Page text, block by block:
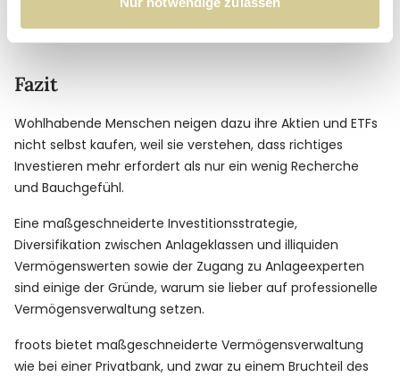
ermöglichen, von den Vorteilen dieser Anlageinstrumente
zu profitieren.
Fazit
Wohlhabende Menschen neigen dazu ihre Aktien und ETFs
nicht selbst kaufen, weil sie verstehen, dass richtiges
Investieren mehr erfordert als nur ein wenig Recherche
und Bauchgefühl.
Eine maßgeschneiderte Investitionsstrategie,
Diversifikation zwischen Anlageklassen und illiquiden
Vermögenswerten sowie der Zugang zu Anlageexperten
sind einige der Gründe, warum sie lieber auf professionelle
Vermögensverwaltung setzen.
froots bietet maßgeschneiderte Vermögensverwaltung
wie bei einer Privatbank, und zwar zu einem Bruchteil des